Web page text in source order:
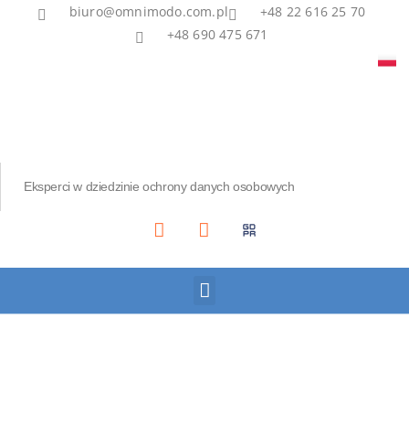
biuro@omnimodo.com.pl
+48 22 616 25 70
+48 690 475 671
Eksperci w dziedzinie ochrony danych osobowych